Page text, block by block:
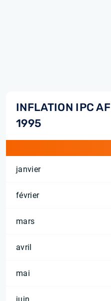
INFLATION IPC
1995
janvier
février
mars
avril
mai